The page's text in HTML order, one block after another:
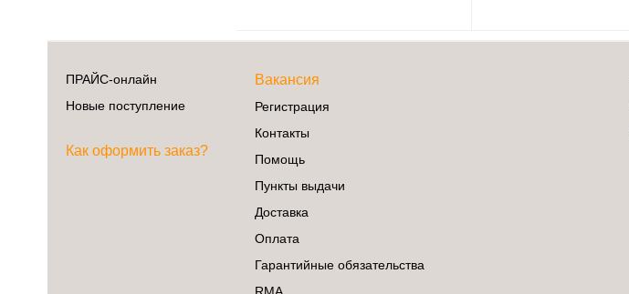
ПРАЙС-онлайн
Новые поступление
Как оформить заказ?
Вакансия
Регистрация
Контакты
Помощь
Пункты выдачи
Доставка
Оплата
Гарантийные обязательства